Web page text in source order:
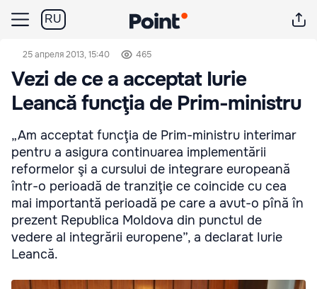
RU
25 апреля 2013, 15:40 465
Vezi de ce a acceptat Iurie
Leancă funcţia de Prim-ministru
„Am acceptat funcţia de Prim-ministru interimar
pentru a asigura continuarea implementării
reformelor şi a cursului de integrare europeană
într-o perioadă de tranziţie ce coincide cu cea
mai importantă perioadă pe care a avut-o pînă în
prezent Republica Moldova din punctul de
vedere al integrării europene”, a declarat Iurie
Leancă.